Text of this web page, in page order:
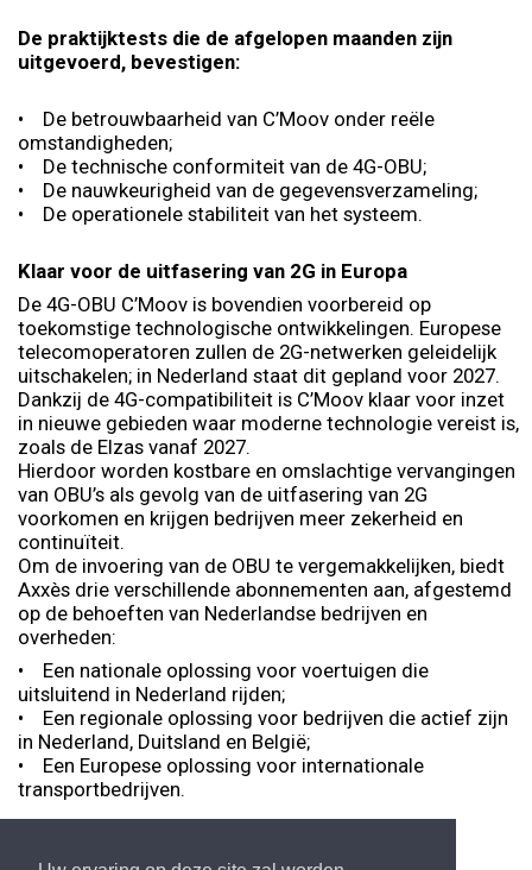
De praktijktests die de afgelopen maanden zijn
uitgevoerd, bevestigen:
• De betrouwbaarheid van C’Moov onder reële
omstandigheden;
• De technische conformiteit van de 4G-OBU;
• De nauwkeurigheid van de gegevensverzameling;
• De operationele stabiliteit van het systeem.
Klaar voor de uitfasering van 2G in Europa
De 4G-OBU C’Moov is bovendien voorbereid op
toekomstige technologische ontwikkelingen. Europese
telecomoperatoren zullen de 2G-netwerken geleidelijk
uitschakelen; in Nederland staat dit gepland voor 2027.
Dankzij de 4G-compatibiliteit is C’Moov klaar voor inzet
in nieuwe gebieden waar moderne technologie vereist is,
zoals de Elzas vanaf 2027.
Hierdoor worden kostbare en omslachtige vervangingen
van OBU’s als gevolg van de uitfasering van 2G
voorkomen en krijgen bedrijven meer zekerheid en
continuïteit.
Om de invoering van de OBU te vergemakkelijken, biedt
Axxès drie verschillende abonnementen aan, afgestemd
op de behoeften van Nederlandse bedrijven en
overheden:
• Een nationale oplossing voor voertuigen die
uitsluitend in Nederland rijden;
• Een regionale oplossing voor bedrijven die actief zijn
in Nederland, Duitsland en België;
• Een Europese oplossing voor internationale
transportbedrijven.